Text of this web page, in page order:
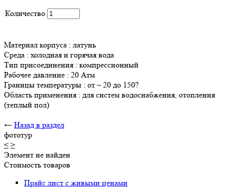
Количество
Материал корпуса : латунь
Среда : холодная и горячая вода
Тип присоединения : компрессионный
Рабочее давление : 20 Атм
Границы температуры : от – 20 до 150?
Область применения : для систем водоснабжения, отопления
(теплый пол)
← Назад в раздел
фототур
< >
Элемент не найден
Стоимость товаров
Прайс лист с живыми ценами